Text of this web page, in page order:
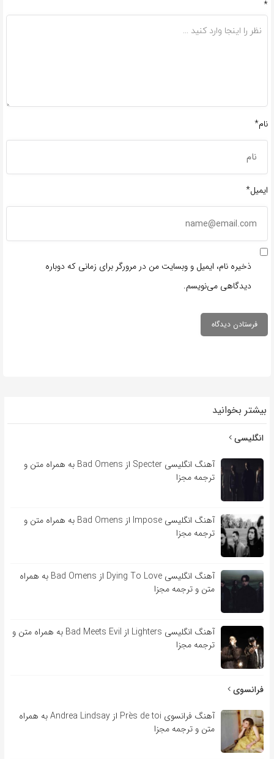
*
نام*
ایمیل*
ذخیره نام، ایمیل و وبسایت من در مرورگر برای زمانی که دوباره
دیدگاهی می‌نویسم.
بیشتر بخوانید
انگلیسی
آهنگ انگلیسی Specter از Bad Omens به همراه متن و
ترجمه مجزا
آهنگ انگلیسی Impose از Bad Omens به همراه متن و
ترجمه مجزا
آهنگ انگلیسی Dying To Love از Bad Omens به همراه
متن و ترجمه مجزا
آهنگ انگلیسی Lighters از Bad Meets Evil به همراه متن و
ترجمه مجزا
فرانسوی
آهنگ فرانسوی Près de toi از Andrea Lindsay به همراه
متن و ترجمه مجزا